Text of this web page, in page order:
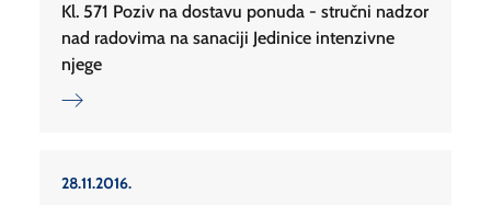
Kl. 571 Poziv na dostavu ponuda - stručni nadzor
nad radovima na sanaciji Jedinice intenzivne
njege
28.11.2016.